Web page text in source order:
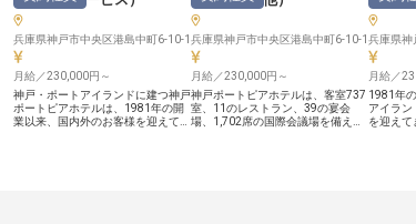
営優良法人6年連続認定、ひょうご
産業SDGsゴールドステージ認証 ・
自社施設利用割引、他施設利用制度
など福利厚生も充実
法人6年連続認定、ひょうご産業
SDGsゴールドステージ認証 ・自社
施設利用割引、他施設利用制度など
福利厚生も充実
産業
自社施設
など福利
兵庫県神戸市中央区港島中町6-10-1
月給／230,000円～
神戸・ポートアイランドに建つ神戸
ポートピアホテルは、1981年の開
業以来、国内外のお客様を迎えてき
兵庫県神戸市中央区港島中町6-10-1
月給／230,000円～
神戸ポートピアホテルは、客室737
室、11のレストラン、39の宴会
場、1,702席の国際会議場を備える
兵庫県神
月給／
1981年
アイラン
を迎えて